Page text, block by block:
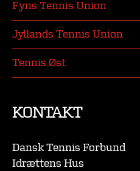
Fyns Tennis Union
Jyllands Tennis Union
Tennis Øst
KONTAKT
Dansk Tennis Forbund
Idrættens Hus